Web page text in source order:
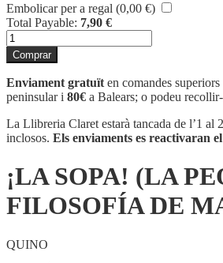
Embolicar per a regal (0,00 €)
Total Payable: 7,90 €
quantitat
de
¡LA
SOPA!
(LA
PEQUEÑA
FILOSOFÍA
DE
Comprar
Enviament gratuït en comandes superiors
peninsular i 80€ a Balears; o podeu
La Llibreria Claret estarà tancada de l’1 al
inclosos. Els enviaments es reactivaran
¡LA SOPA! (LA
FILOSOFÍA DE
QUINO